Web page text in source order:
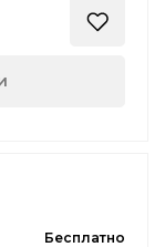
Бесплатно